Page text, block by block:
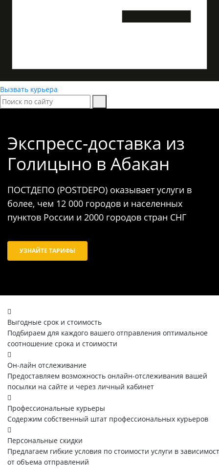
Вызвать курьера
Экспресс-доставка из
Голицыно в Абакан
ПОСТДЕПО (POSTDEPO) оказывает услуги в
более, чем 12 000 городов и населенных
пунктов России и 2000 городов стран СНГ
УЗНАЙТЕ ТАРИФЫ
Выгодные срок и стоимость
Подбираем для каждого вашего отправления оптимальное
соотношение срока и стоимости
Он-лайн отслеживание
Предоставляем возможность онлайн-отслеживания вашей
посылки на сайте и через личный кабинет
Профессиональные курьеры
Содержим собственный штат профессиональных курьеров
Персональные скидки
Предлагаем гибкие условия по стоимости услуги в
от объема отправлений